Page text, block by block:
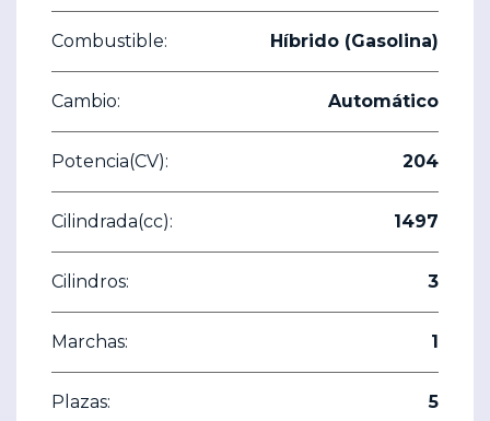
Combustible: Híbrido (Gasolina)
Cambio: Automático
Potencia(CV): 204
Cilindrada(cc): 1497
Cilindros: 3
Marchas: 1
Plazas: 5